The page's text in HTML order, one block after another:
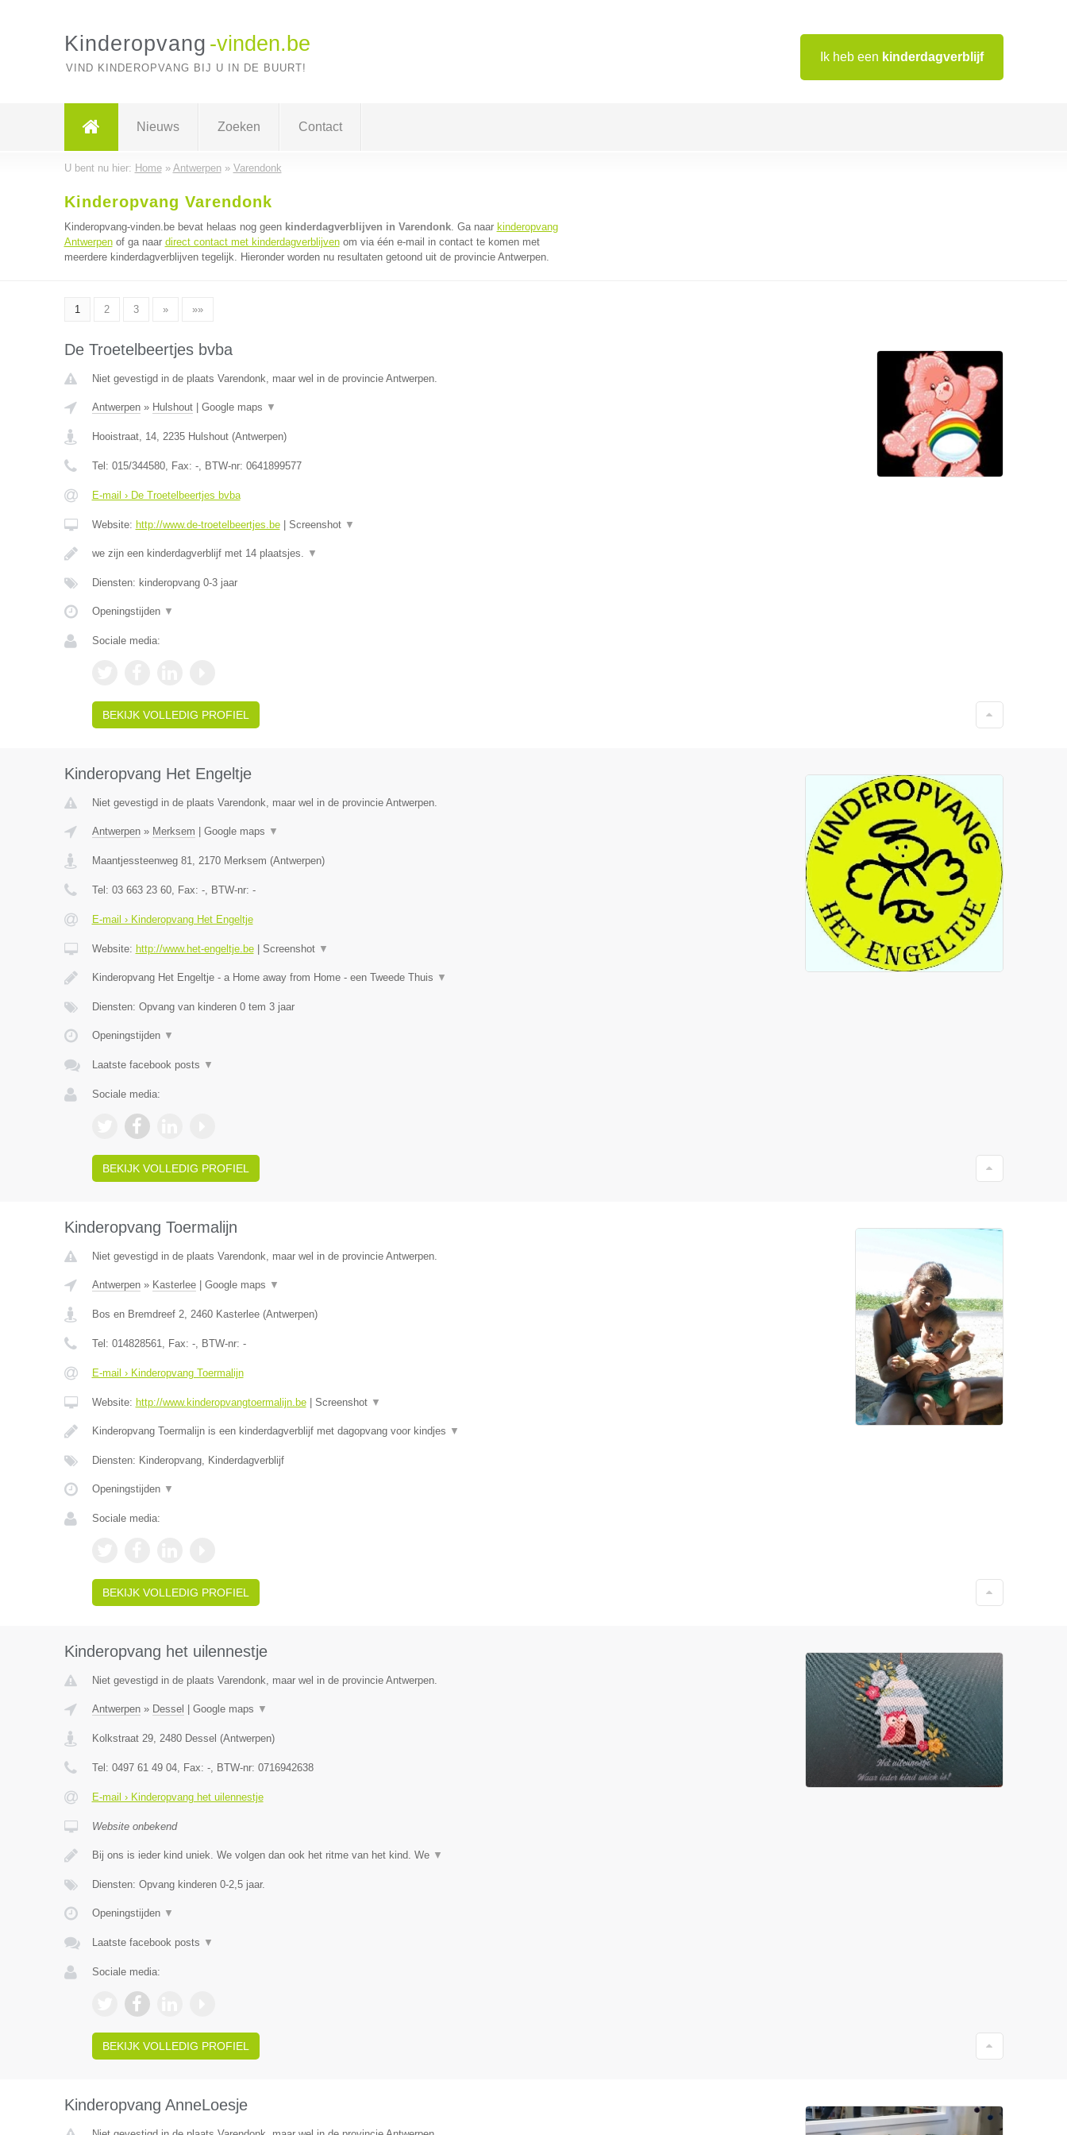
Ik heb een kinderdagverblijf
Kinderopvang -vinden.be
VIND KINDEROPVANG BIJ U IN DE BUURT!
Nieuws Zoeken Contact
U bent nu hier: Home» Antwerpen» Varendonk
Kinderopvang Varendonk
Kinderopvang-vinden.be bevat helaas nog geen kinderdagverblijven in Varendonk. Ga naar kinderopvang
Antwerpenof ga naar direct contact met kinderdagverblijvenom via één e-mail in contact te komen met
meerdere kinderdagverblijven tegelijk. Hieronder worden nu resultaten getoond uit de provincie Antwerpen.
1 2 3 » »»
De Troetelbeertjes bvba
Niet gevestigd in de plaats Varendonk, maar wel in de provincie Antwerpen.
Antwerpen» Hulshout| Google maps ▼
Hooistraat, 14, 2235 Hulshout(Antwerpen)
Tel: 015/344580, Fax: -, BTW-nr: 0641899577
E-mail › De Troetelbeertjes bvba
Website: http://www.de-troetelbeertjes.be| Screenshot ▼
we zijn een kinderdagverblijf met 14 plaatsjes. ▼
Diensten: kinderopvang 0-3 jaar
Openingstijden ▼
Sociale media:
BEKIJK VOLLEDIG PROFIEL
Kinderopvang Het Engeltje
Niet gevestigd in de plaats Varendonk, maar wel in de provincie Antwerpen.
Antwerpen» Merksem Google maps ▼
Maantjessteenweg 81, 2170 Merksem (Antwerpen)
Tel: 03 663 23 60, Fax: -, BTW-nr: -
E-mail › Kinderopvang Het Engeltje
Website: http://www.het-engeltje.be| Screenshot ▼
Kinderopvang Het Engeltje - a Home away from Home - een Tweede Thuis ▼
Diensten: Opvang van kinderen 0 tem 3 jaar
Openingstijden ▼
Laatste facebook posts ▼
Sociale media:
BEKIJK VOLLEDIG PROFIEL
Kinderopvang Toermalijn
Niet gevestigd in de plaats Varendonk, maar wel in de provincie Antwerpen.
Antwerpen» Kasterlee| Google maps ▼
Bos en Bremdreef 2, 2460 Kasterlee(Antwerpen)
Tel: 014828561, Fax: -, BTW-nr: -
E-mail › Kinderopvang Toermalijn
Website: http://www.kinderopvangtoermalijn.be| Screenshot ▼
Kinderopvang Toermalijn is een kinderdagverblijf met dagopvang voor kindjes ▼
Diensten: Kinderopvang, Kinderdagverblijf
Openingstijden ▼
Sociale media:
BEKIJK VOLLEDIG PROFIEL
Kinderopvang het uilennestje
Niet gevestigd in de plaats Varendonk, maar wel in de provincie Antwerpen.
Antwerpen» Dessel Google maps ▼
Kolkstraat 29, 2480 Dessel (Antwerpen)
Tel: 0497 61 49 04, Fax: -, BTW-nr: 0716942638
E-mail › Kinderopvang het uilennestje
Website onbekend
Bij ons is ieder kind uniek. We volgen dan ook het ritme van het kind. We ▼
Diensten: Opvang kinderen 0-2,5 jaar.
Openingstijden ▼
Laatste facebook posts ▼
Sociale media:
BEKIJK VOLLEDIG PROFIEL
Kinderopvang AnneLoesje